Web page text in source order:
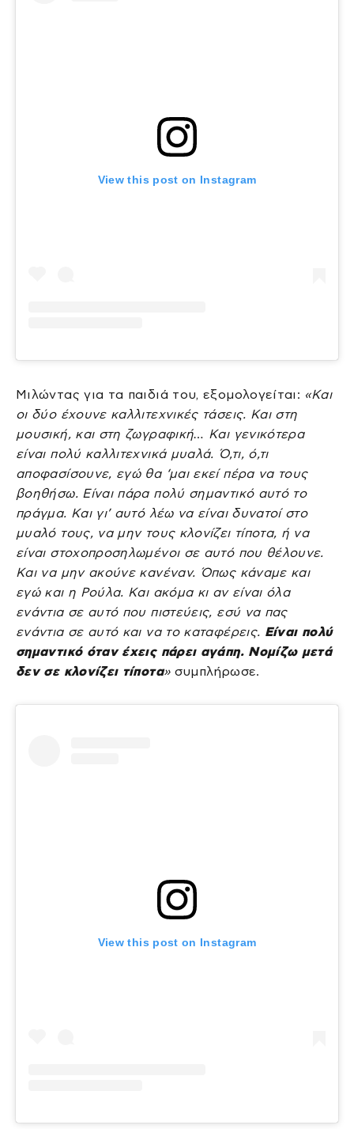
View this post on Instagram
Μιλώντας για τα παιδιά του, εξομολογείται: «Και
οι δύο έχουνε καλλιτεχνικές τάσεις. Και στη
μουσική, και στη ζωγραφική… Και γενικότερα
είναι πολύ καλλιτεχνικά μυαλά. Ό,τι, ό,τι
αποφασίσουνε, εγώ θα ‘μαι εκεί πέρα να τους
βοηθήσω. Είναι πάρα πολύ σημαντικό αυτό το
πράγμα. Και γι’ αυτό λέω να είναι δυνατοί στο
μυαλό τους, να μην τους κλονίζει τίποτα, ή να
είναι στοχοπροσηλωμένοι σε αυτό που θέλουνε.
Και να μην ακούνε κανέναν. Όπως κάναμε και
εγώ και η Ρούλα. Και ακόμα κι αν είναι όλα
ενάντια σε αυτό που πιστεύεις, εσύ να πας
ενάντια σε αυτό και να το καταφέρεις. Είναι πολύ
σημαντικό όταν έχεις πάρει αγάπη. Νομίζω μετά
δεν σε κλονίζει τίποτα»συμπλήρωσε.
View this post on Instagram